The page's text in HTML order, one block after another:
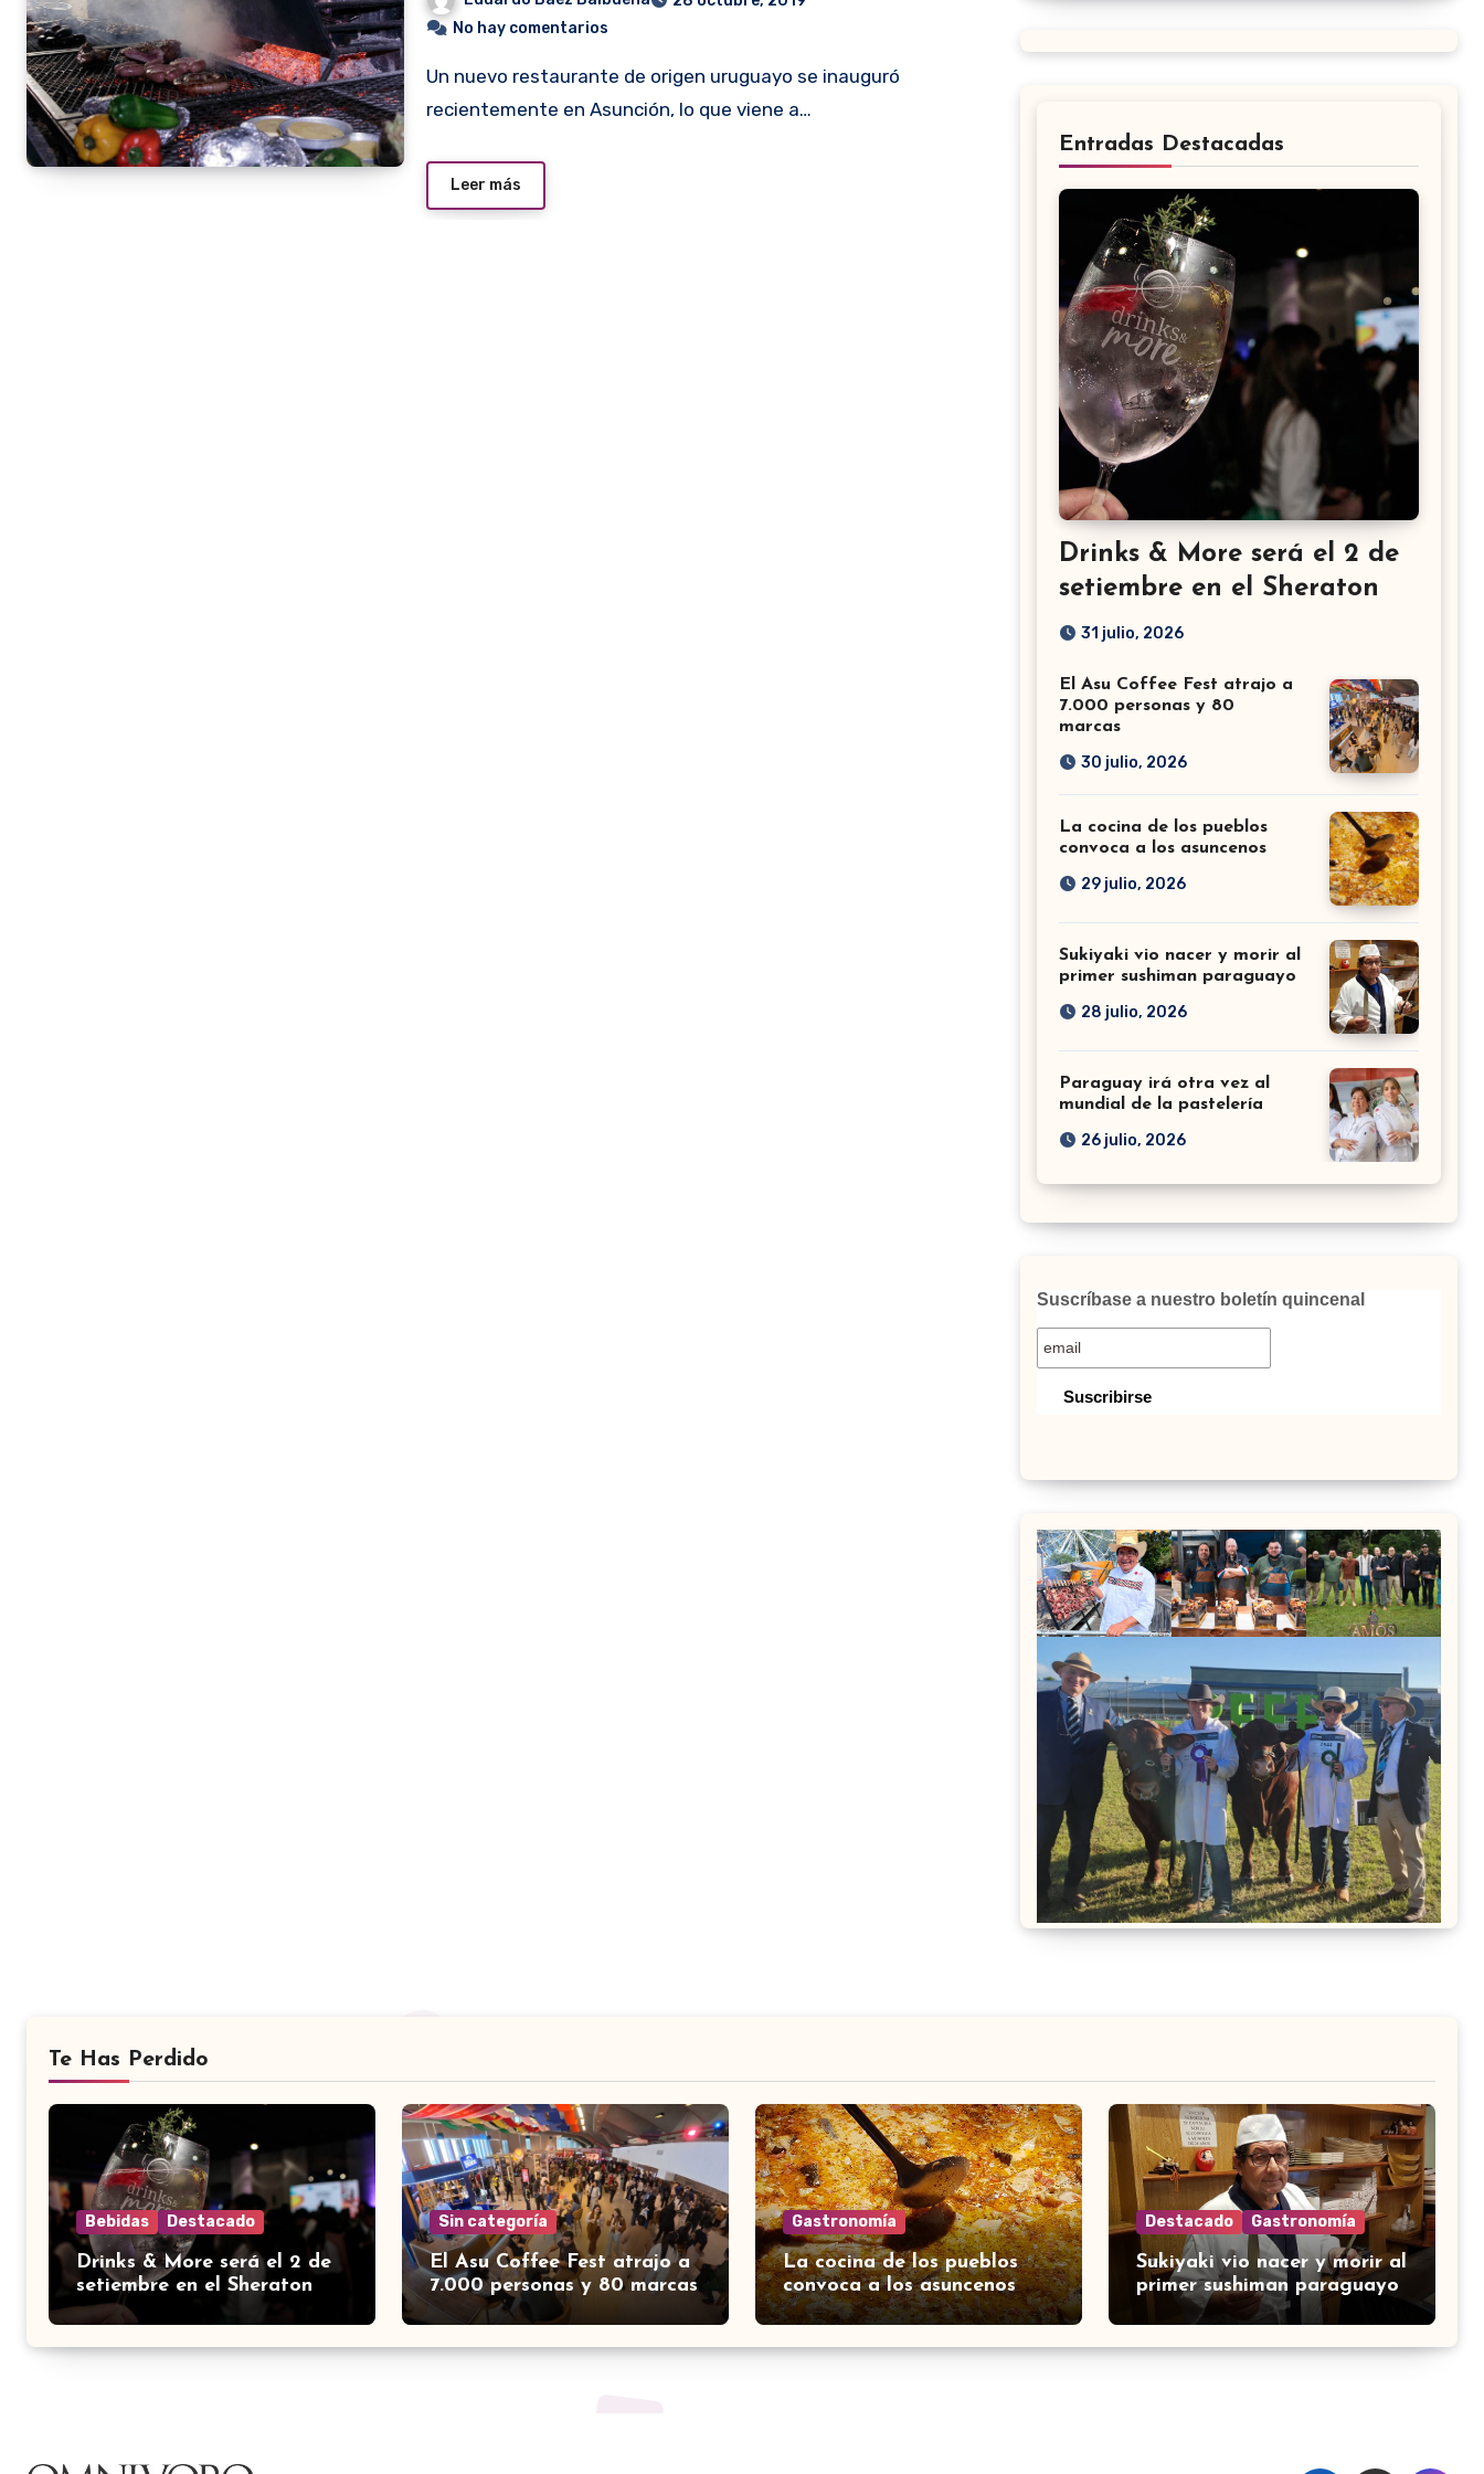
No hay comentarios
Un nuevo restaurante de origen uruguayo se inauguró
recientemente en Asunción, lo que viene a…
Leer más
Entradas Destacadas
Drinks & More será el 2 de
setiembre en el Sheraton
31 julio, 2026
El Asu Coffee Fest atrajo a
7.000 personas y 80
marcas
30 julio, 2026
La cocina de los pueblos
convoca a los asuncenos
29 julio, 2026
Sukiyaki vio nacer y morir al
primer sushiman paraguayo
28 julio, 2026
Paraguay irá otra vez al
mundial de la pastelería
26 julio, 2026
Suscríbase a nuestro boletín quincenal
Te Has Perdido
Bebidas Destacado
Drinks & More será el 2 de
setiembre en el Sheraton
Sin categoría
El Asu Coffee Fest atrajo a
7.000 personas y 80 marcas
Gastronomía
La cocina de los pueblos
convoca a los asuncenos
Destacado Gastronomía
Sukiyaki vio nacer y morir al
primer sushiman paraguayo